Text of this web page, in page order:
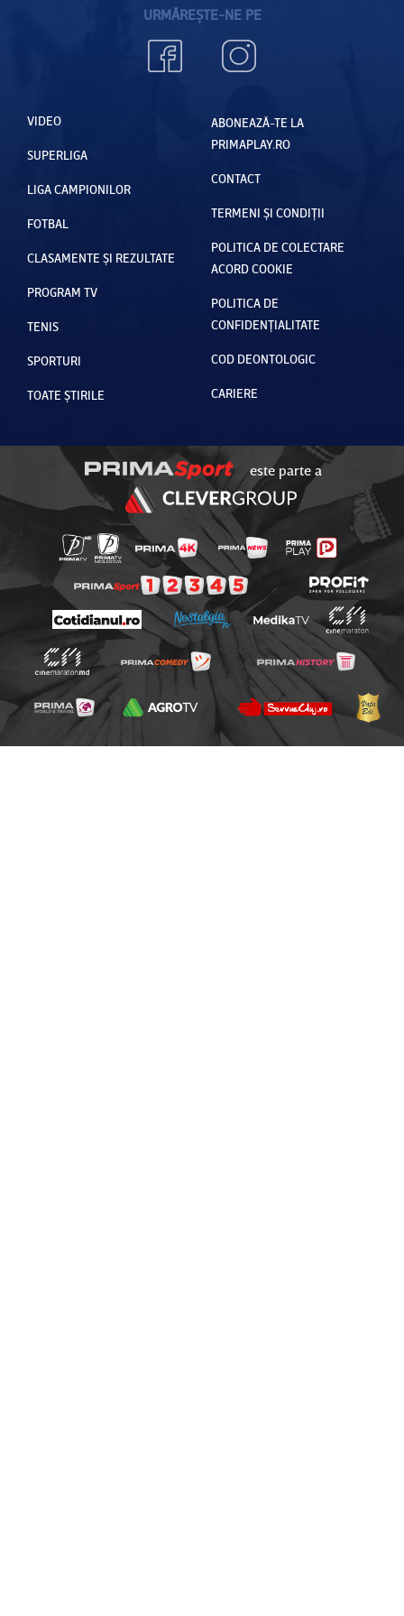
URMĂREȘTE-NE PE
VIDEO
SUPERLIGA
LIGA CAMPIONILOR
FOTBAL
CLASAMENTE ȘI REZULTATE
PROGRAM TV
TENIS
SPORTURI
TOATE ȘTIRILE
ABONEAZĂ-TE LA
PRIMAPLAY.RO
CONTACT
TERMENI ȘI CONDIȚII
POLITICA DE COLECTARE
ACORD COOKIE
POLITICA DE
CONFIDENȚIALITATE
COD DEONTOLOGIC
CARIERE
este parte a